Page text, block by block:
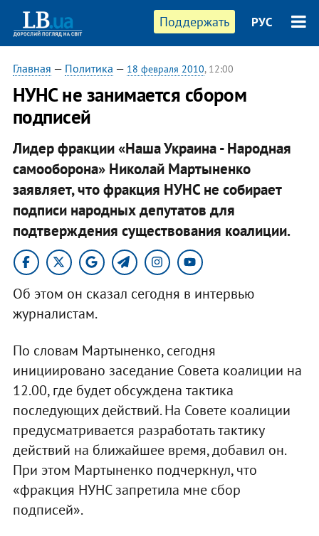
Поддержать РУС
Главная — Политика — 18 февраля 2010, 12:00
НУНС не занимается сбором
подписей
Лидер фракции «Наша Украина - Народная
самооборона» Николай Мартыненко
заявляет, что фракция НУНС не собирает
подписи народных депутатов для
подтверждения существования коалиции.
Об этом он сказал сегодня в интервью
журналистам.
По словам Мартыненко, сегодня
инициировано заседание Совета коалиции на
12.00, где будет обсуждена тактика
последующих действий. На Совете коалиции
предусматривается разработать тактику
действий на ближайшее время, добавил он.
При этом Мартыненко подчеркнул, что
«фракция НУНС запретила мне сбор
подписей».